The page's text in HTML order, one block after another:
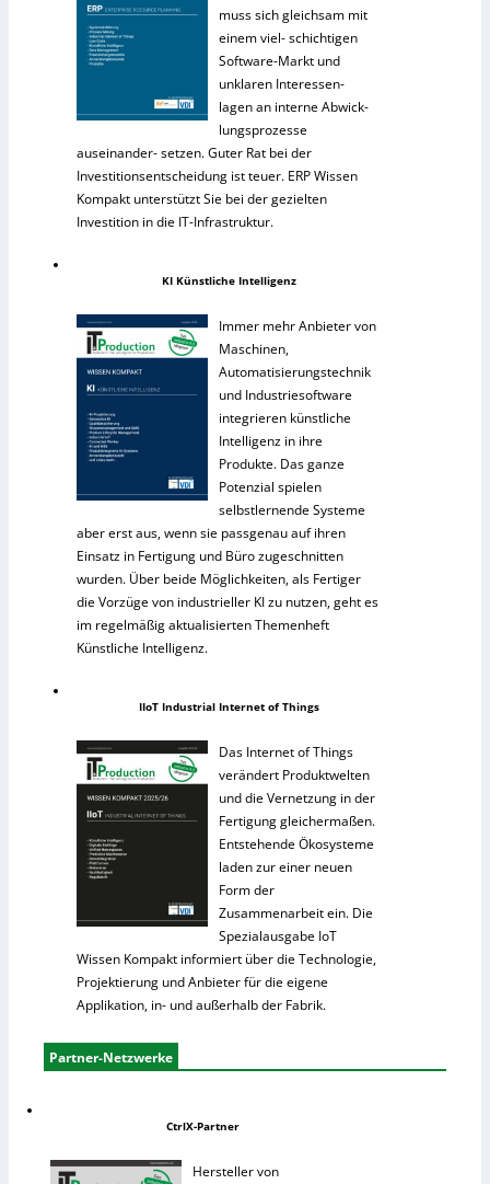
muss sich gleichsam mit
einem viel- schichtigen
Software-Markt und
unklaren Interessen-
lagen an interne Abwick-
lungsprozesse
auseinander- setzen. Guter Rat bei der
Investitionsentscheidung ist teuer. ERP Wissen
Kompakt unterstützt Sie bei der gezielten
Investition in die IT-Infrastruktur.
KI Künstliche Intelligenz
Immer mehr Anbieter von
Maschinen,
Automatisierungstechnik
und Industriesoftware
integrieren künstliche
Intelligenz in ihre
Produkte. Das ganze
Potenzial spielen
selbstlernende Systeme
aber erst aus, wenn sie passgenau auf ihren
Einsatz in Fertigung und Büro zugeschnitten
wurden. Über beide Möglichkeiten, als Fertiger
die Vorzüge von industrieller KI zu nutzen, geht es
im regelmäßig aktualisierten Themenheft
Künstliche Intelligenz.
IIoT Industrial Internet of Things
Das Internet of Things
verändert Produktwelten
und die Vernetzung in der
Fertigung gleichermaßen.
Entstehende Ökosysteme
laden zur einer neuen
Form der
Zusammenarbeit ein. Die
Spezialausgabe IoT
Wissen Kompakt informiert über die Technologie,
Projektierung und Anbieter für die eigene
Applikation, in- und außerhalb der Fabrik.
Partner-Netzwerke
CtrlX-Partner
Hersteller von